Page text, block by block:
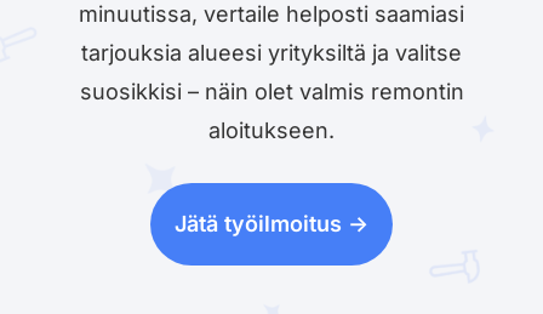
minuutissa, vertaile helposti saamiasi
tarjouksia alueesi yrityksiltä ja valitse
suosikkisi – näin olet valmis remontin
aloitukseen.
Jätä työilmoitus ->